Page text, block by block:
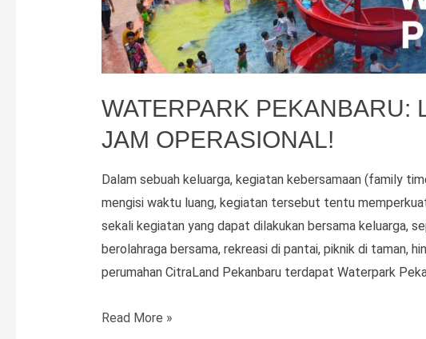
WATERPARK PEKANBARU:
JAM OPERASIONAL!
Dalam sebuah keluarga, kegiatan kebersamaan (family
mengisi waktu luang, kegiatan tersebut tentu
sekali kegiatan yang dapat dilakukan bersama keluarga,
berolahraga bersama, rekreasi di pantai, piknik di taman,
perumahan CitraLand Pekanbaru terdapat Waterpark
Waterpark
Read More »